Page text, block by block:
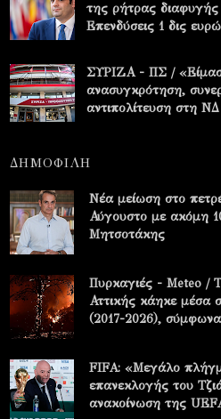
της ρήτρας διαφυγής
Επενδύσεις 1 δις ευρώ
ΣΥΡΙΖΑ - ΠΣ /
ανασυγκρότηση,
αντιπολίτευση στη ΝΔ
ΔΗΜΟΦΙΛΗ
Νέα μείωση στο
Αύγουστο με ακόμη
Μητσοτάκης
Πυρκαγιές - Meteo /
Αττικής κάηκε μέσα
(2017-2026),
FIFA: «Μεγάλο
επανεκλογής του
ανακοίνωση της